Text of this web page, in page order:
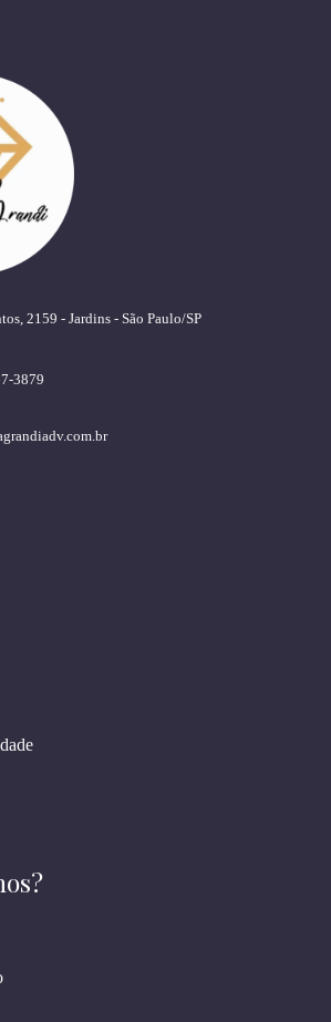
2159 - Jardins - São Paulo/SP
3879